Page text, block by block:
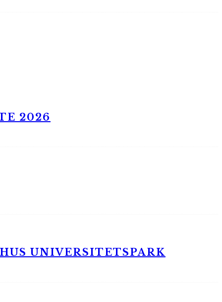
2026
UNIVERSITETSPARK